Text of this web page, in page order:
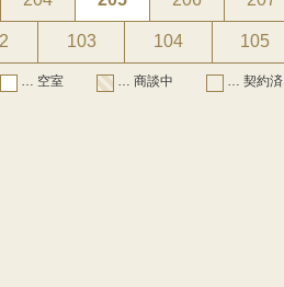
103 104 105
… 空室 … 商談中 … 契約済